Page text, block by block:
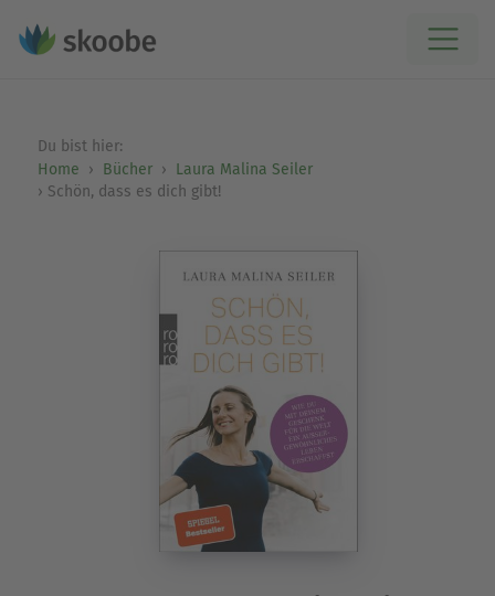
Du bist hier:
Home
Bücher
Laura Malina Seiler
Schön, dass es dich gibt!